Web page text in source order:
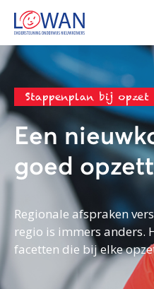
Stappenplan bij opzet
Een
goed
Regionale afspraken
regio is immers anders.
facetten die bij elke